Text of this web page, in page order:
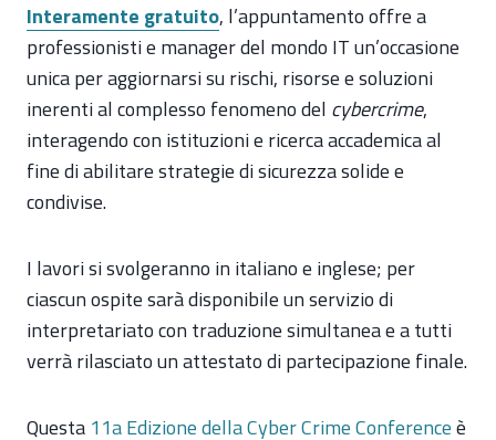
Interamente gratuito, l’appuntamento offre a
professionisti e manager del mondo IT un’occasione
unica per aggiornarsi su rischi, risorse e soluzioni
inerenti al complesso fenomeno del cybercrime,
interagendo con istituzioni e ricerca accademica al
fine di abilitare strategie di sicurezza solide e
condivise.
I lavori si svolgeranno in italiano e inglese; per
ciascun ospite sarà disponibile un servizio di
interpretariato con traduzione simultanea e a tutti
verrà rilasciato un attestato di partecipazione finale.
Questa 11a Edizione della Cyber Crime Conferenceè